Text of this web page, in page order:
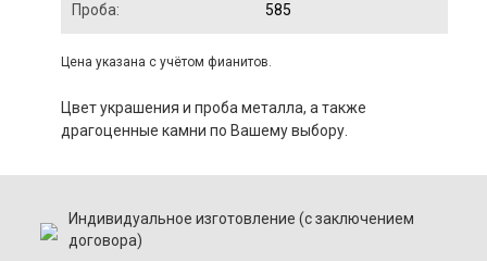
Проба: 585
Цена указана с учётом фианитов.
Цвет украшения и проба металла, а также
драгоценные камни по Вашему выбору.
Индивидуальное изготовление (с заключением
договора)